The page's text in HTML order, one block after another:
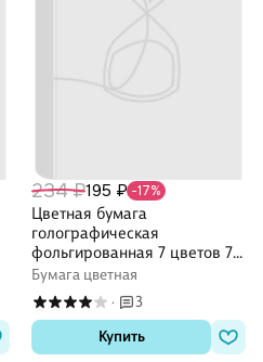
234 ₽195 ₽ -17%
Цветная бумага
голографическая
фольгированная 7 цветов 7
листов А4, Каляка-Маляка
Бумага цветная
·
3
Купить